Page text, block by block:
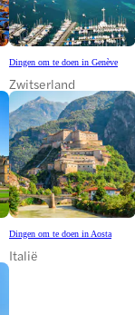
Dingen om te doen in Genève
Zwitserland
Dingen om te doen in Aosta
Italië